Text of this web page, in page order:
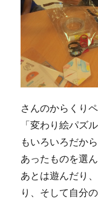
さんのからくり
「変わり絵パズ
もいろいろだか
あったものを選
あとは遊んだり
り、そして自分